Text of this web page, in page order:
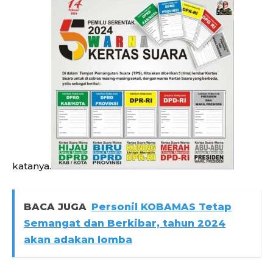
katanya.
BACA JUGA Personil KOBAMAS Tetap
Semangat dan Berkibar, tahun 2024
akan adakan lomba